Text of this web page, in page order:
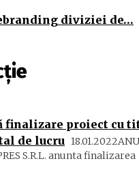
diviziei de…
finalizare proiect cu
de lucru
S.R.L. anunta finalizarea